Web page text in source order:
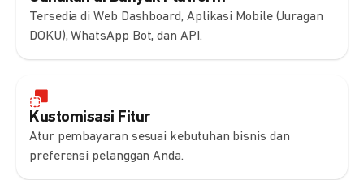
Tersedia di Web Dashboard, Aplikasi Mobile (Juragan
DOKU), WhatsApp Bot, dan API.
Kustomisasi Fitur
Atur pembayaran sesuai kebutuhan bisnis dan
preferensi pelanggan Anda.